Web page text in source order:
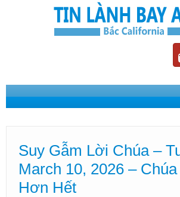
Home
Phát Thanh Tin Lành Bay Area
Các Hội Thánh Bắc California
Suy Gẫm Lời Chúa –
March 10, 2026 –
Hơn Hết